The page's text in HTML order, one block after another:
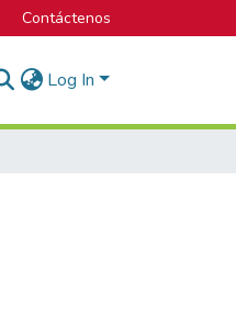
Contáctenos
Log In